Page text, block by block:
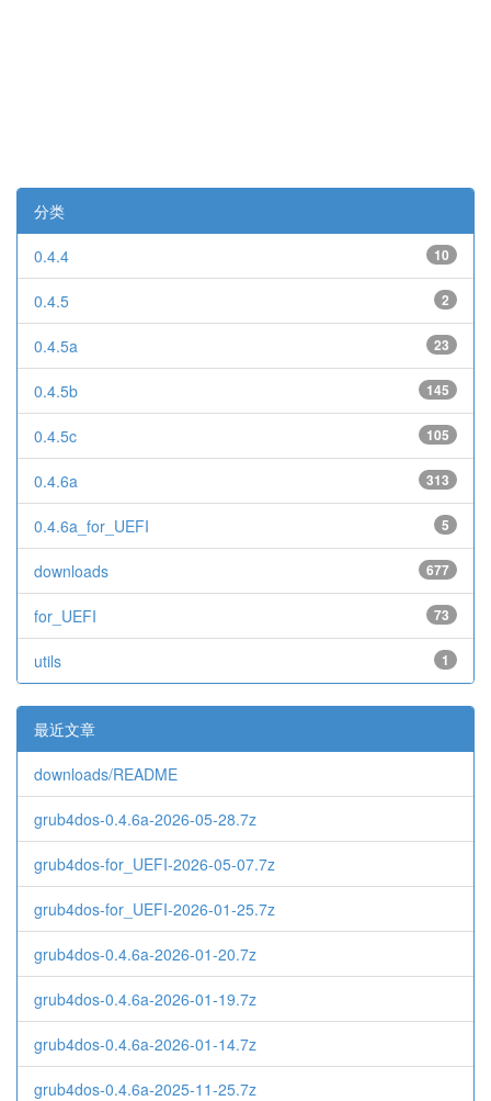
分类
10
0.4.4
2
0.4.5
23
0.4.5a
145
0.4.5b
105
0.4.5c
313
0.4.6a
5
0.4.6a_for_UEFI
677
downloads
73
for_UEFI
1
utils
最近文章
downloads/README
grub4dos-0.4.6a-2026-05-28.7z
grub4dos-for_UEFI-2026-05-07.7z
grub4dos-for_UEFI-2026-01-25.7z
grub4dos-0.4.6a-2026-01-20.7z
grub4dos-0.4.6a-2026-01-19.7z
grub4dos-0.4.6a-2026-01-14.7z
grub4dos-0.4.6a-2025-11-25.7z